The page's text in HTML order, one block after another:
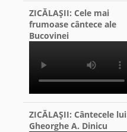
ZICĂLAŞII: Cele mai
frumoase cântece ale
Bucovinei
ZICĂLAŞII: Cântecele lui
Gheorghe A. Dinicu